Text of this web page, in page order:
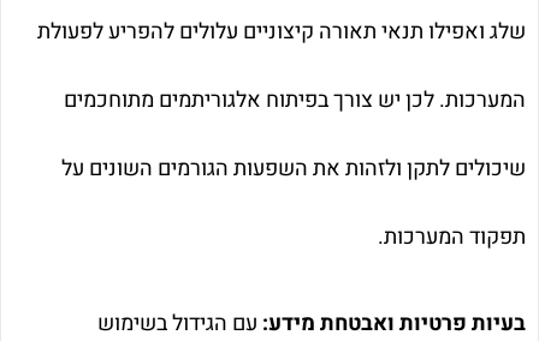
שלג ואפילו תנאי תאורה קיצוניים עלולים להפריע לפעולת
המערכות. לכן יש צורך בפיתוח אלגוריתמים מתוחכמים
שיכולים לתקן ולזהות את השפעות הגורמים השונים על
תפקוד המערכות.
בעיות פרטיות ואבטחת מידע: עם הגידול בשימוש